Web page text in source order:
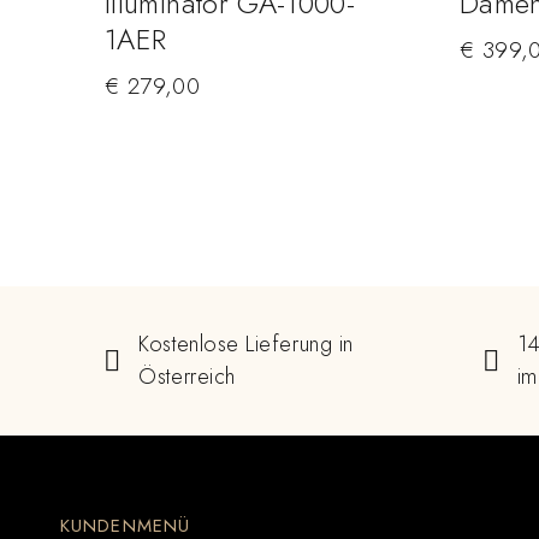
1AER
€ 279,00
€
Kostenlose Lieferung in
Österreich
KUNDENMENÜ